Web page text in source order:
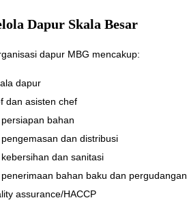
Dapur Skala Besar
dapur MBG mencakup:
dapur
dan asisten chef
bahan
pengemasan dan distribusi
dan sanitasi
penerimaan bahan baku dan pergudangan
assurance/HACCP